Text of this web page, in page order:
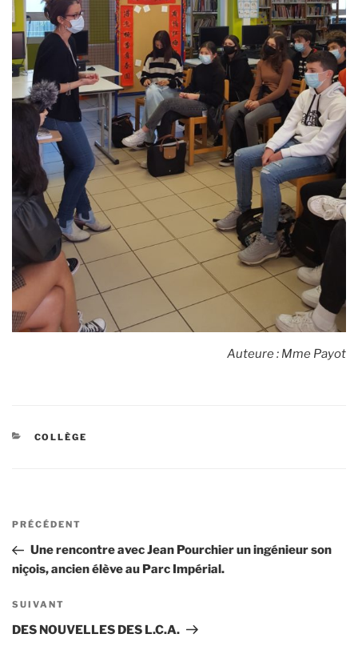
Auteure : Mme Payot
CATÉGORIES
COLLÈGE
Navigation
l’article
Article
précédent
PRÉCÉDENT
Une rencontre avec Jean Pourchier un ingénieur son
niçois, ancien élève au Parc Impérial.
Article
suivant
SUIVANT
DES NOUVELLES DES L.C.A.